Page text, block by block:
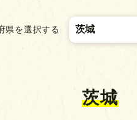
県を選択する
茨城